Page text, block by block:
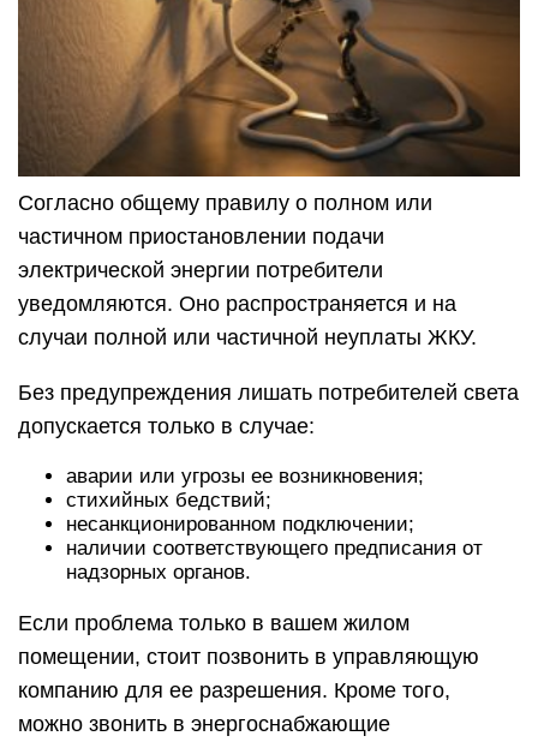
Согласно общему правилу о полном или
частичном приостановлении подачи
электрической энергии потребители
уведомляются. Оно распространяется и на
случаи полной или частичной неуплаты ЖКУ.
Без предупреждения лишать потребителей света
допускается только в случае:
аварии или угрозы ее возникновения;
стихийных бедствий;
несанкционированном подключении;
наличии соответствующего предписания от
надзорных органов.
Если проблема только в вашем жилом
помещении, стоит позвонить в управляющую
компанию для ее разрешения. Кроме того,
можно звонить в энергоснабжающие